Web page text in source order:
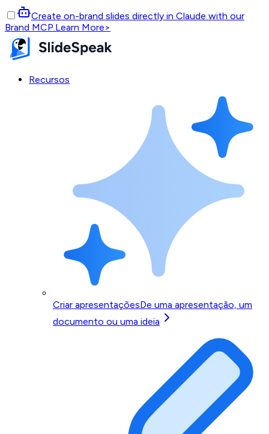
Create on-brand slides directly in Claude with our
Brand MCP.Learn More>
Recursos
Criar apresentaçõesDe uma apresentação, um
documento ou uma ideia